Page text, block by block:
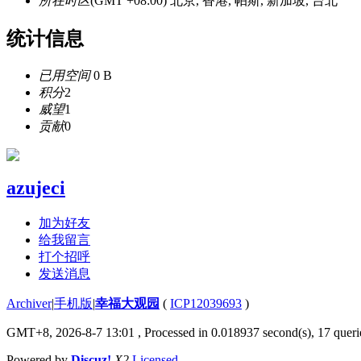
统计信息
已用空间0 B
积分2
威望1
贡献0
azujeci
加为好友
给我留言
打个招呼
发送消息
Archiver|手机版|幸福大观园 ( ICP12039693 )
GMT+8, 2026-8-7 13:01 , Processed in 0.018937 second(s), 17